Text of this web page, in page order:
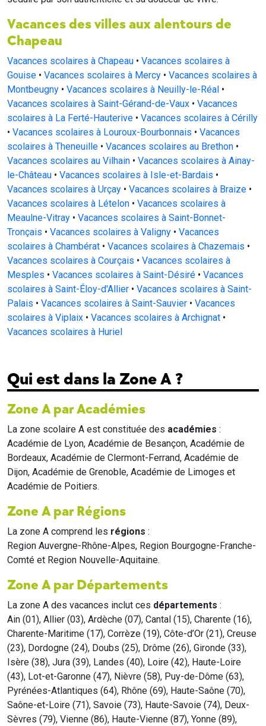
Vacances des villes aux alentours de
Chapeau
Vacances scolaires à Chapeau • Vacances scolaires à
Gouise • Vacances scolaires à Mercy • Vacances scolaires à
Montbeugny • Vacances scolaires à Neuilly-le-Réal •
Vacances scolaires à Saint-Gérand-de-Vaux • Vacances
scolaires à La Ferté-Hauterive • Vacances scolaires à Cérilly
• Vacances scolaires à Louroux-Bourbonnais • Vacances
scolaires à Theneuille • Vacances scolaires au Brethon •
Vacances scolaires au Vilhain • Vacances scolaires à Ainay-
le-Château • Vacances scolaires à Isle-et-Bardais •
Vacances scolaires à Urçay • Vacances scolaires à Braize •
Vacances scolaires à Lételon • Vacances scolaires à
Meaulne-Vitray • Vacances scolaires à Saint-Bonnet-
Tronçais • Vacances scolaires à Valigny • Vacances
scolaires à Chambérat • Vacances scolaires à Chazemais •
Vacances scolaires à Courçais • Vacances scolaires à
Mesples • Vacances scolaires à Saint-Désiré • Vacances
scolaires à Saint-Éloy-d'Allier • Vacances scolaires à Saint-
Palais • Vacances scolaires à Saint-Sauvier • Vacances
scolaires à Viplaix • Vacances scolaires à Archignat •
Vacances scolaires à Huriel
Qui est dans la Zone A ?
Zone A par Académies
La zone scolaire A est constituée des académies :
Académie de Lyon, Académie de Besançon, Académie de
Bordeaux, Académie de Clermont-Ferrand, Académie de
Dijon, Académie de Grenoble, Académie de Limoges et
Académie de Poitiers.
Zone A par Régions
La zone A comprend les régions :
Region Auvergne-Rhône-Alpes, Region Bourgogne-Franche-
Comté et Region Nouvelle-Aquitaine.
Zone A par Départements
La zone A des vacances inclut ces départements :
Ain (01), Allier (03), Ardèche (07), Cantal (15), Charente (16),
Charente-Maritime (17), Corrèze (19), Côte-d’Or (21), Creuse
(23), Dordogne (24), Doubs (25), Drôme (26), Gironde (33),
Isère (38), Jura (39), Landes (40), Loire (42), Haute-Loire
(43), Lot-et-Garonne (47), Nièvre (58), Puy-de-Dôme (63),
Pyrénées-Atlantiques (64), Rhône (69), Haute-Saône (70),
Saône-et-Loire (71), Savoie (73), Haute-Savoie (74), Deux-
Sèvres (79), Vienne (86), Haute-Vienne (87), Yonne (89),